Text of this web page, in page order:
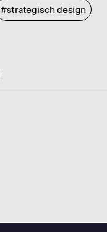
#strategisch design